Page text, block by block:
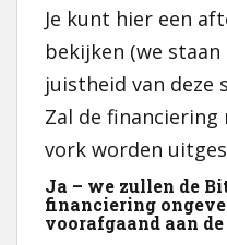
Je kunt hier een
bekijken (we
juistheid van deze
Zal de
vork worden
Ja – we zullen de
financiering
voorafgaand aan